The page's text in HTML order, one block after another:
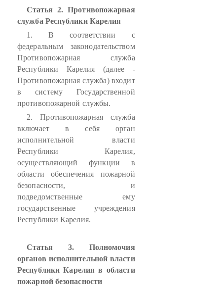
Статья 2. Противопожарная
служба Республики Карелия
1. В соответствии с
федеральным законодательством
Противопожарная служба
Республики Карелия (далее -
Противопожарная служба) входит
в систему Государственной
противопожарной службы.
2. Противопожарная служба
включает в себя орган
исполнительной власти
Республики Карелия,
осуществляющий функции в
области обеспечения пожарной
безопасности, и
подведомственные ему
государственные учреждения
Республики Карелия.
Статья 3. Полномочия
органов исполнительной власти
Республики Карелия в области
пожарной безопасности